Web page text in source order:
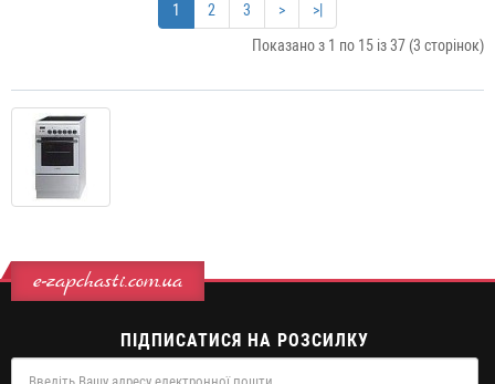
1 2 3 >
>|
Показано з 1 по 15 із 37 (3 сторінок)
e-zapchasti.com.ua
ПІДПИСАТИСЯ НА РОЗСИЛКУ